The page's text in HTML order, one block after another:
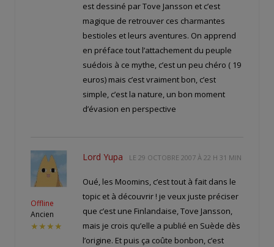
est dessiné par Tove Jansson et c’est
magique de retrouver ces charmantes
bestioles et leurs aventures. On apprend
en préface tout l’attachement du peuple
suédois à ce mythe, c’est un peu chéro ( 19
euros) mais c’est vraiment bon, c’est
simple, c’est la nature, un bon moment
d’évasion en perspective
Offline
Ancien
★★★★
Lord Yupa LE 29 OCTOBRE 2007 À 22 H 31 MIN
Oué, les Moomins, c’est tout à fait dans le
topic et à découvrir ! je veux juste préciser
que c’est une Finlandaise, Tove Jansson,
mais je crois qu’elle a publié en Suède dès
l’origine. Et puis ça coûte bonbon, c’est